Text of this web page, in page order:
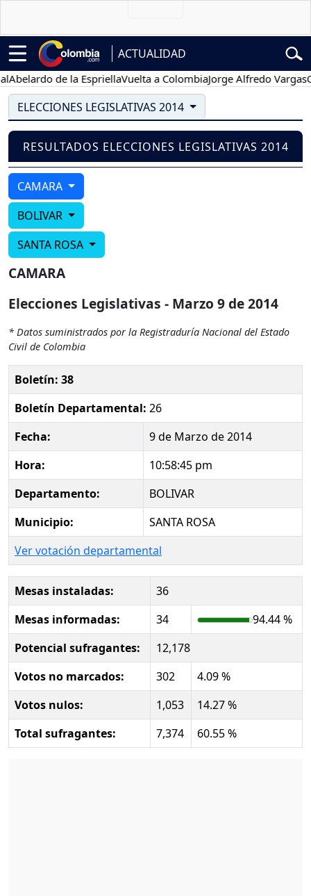
ACTUALIDAD
de la EspriellaVuelta a ColombiaJorge Alfredo Vargas
ELECCIONES LEGISLATIVAS 2014
RESULTADOS ELECCIONES LEGISLATIVAS 2014
CAMARA
BOLIVAR
SANTA ROSA
CAMARA
Elecciones Legislativas - Marzo 9 de 2014
* Datos suministrados por la Registraduría Nacional del Estado
Civil de Colombia
Boletín: 38
Boletín Departamental: 26
Fecha:
9 de Marzo de 2014
Hora:
10:58:45 pm
Departamento:
BOLIVAR
Municipio:
SANTA ROSA
Ver votación departamental
Mesas instaladas:
36
Mesas informadas:
34
94.44 %
Potencial sufragantes:
12,178
Votos no marcados:
302
4.09 %
Votos nulos:
1,053
14.27 %
Total sufragantes:
7,374 60.55 %